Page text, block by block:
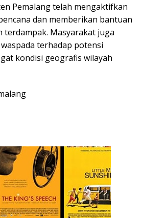
Pemalang telah mengaktifkan
dan memberikan bantuan
terdampak. Masyarakat juga
terhadap potensi
kondisi geografis wilayah